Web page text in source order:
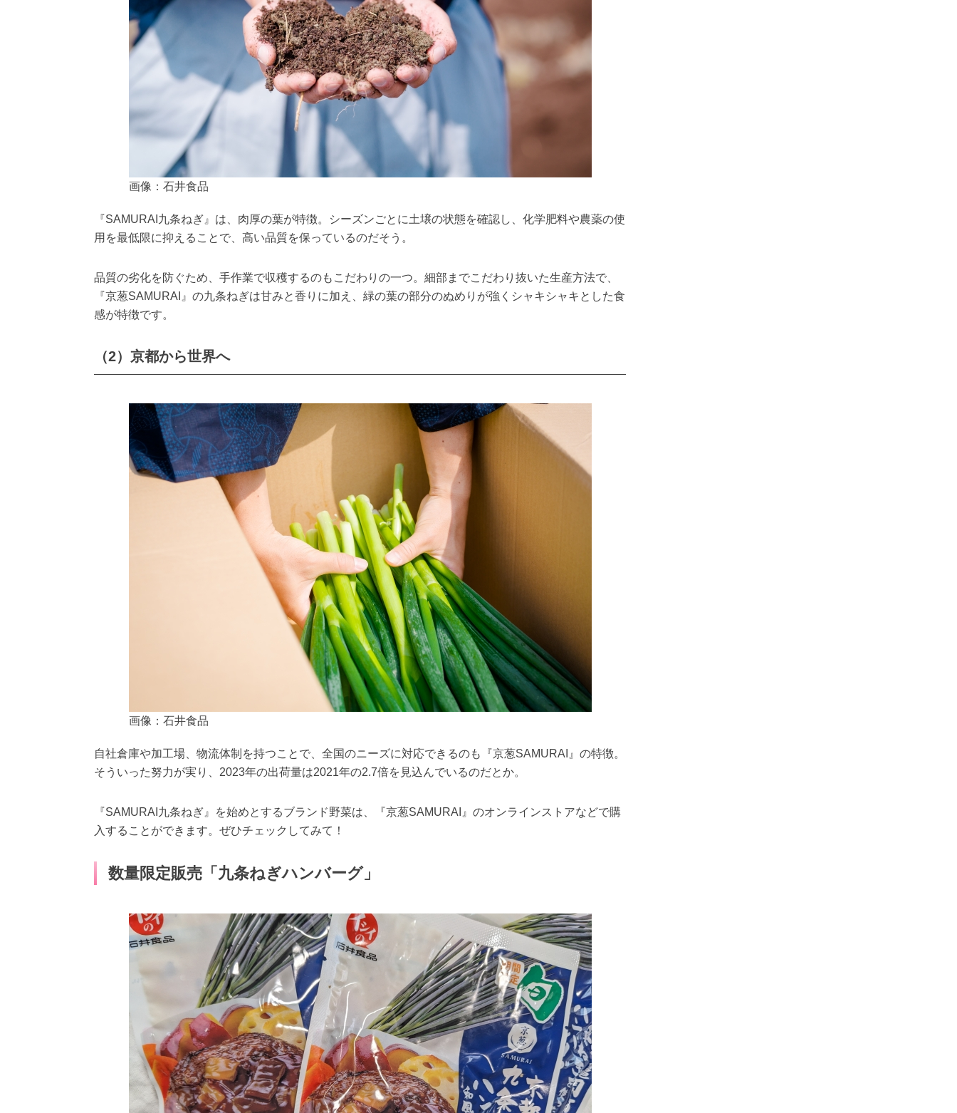
画像：石井食品
『SAMURAI九条ねぎ』は、肉厚の葉が特徴。シーズンごとに土壌の状態を確認し、化学肥料や農薬の使
用を最低限に抑えることで、高い品質を保っているのだそう。
品質の劣化を防ぐため、手作業で収穫するのもこだわりの一つ。細部までこだわり抜いた生産方法で、
『京葱SAMURAI』の九条ねぎは甘みと香りに加え、緑の葉の部分のぬめりが強くシャキシャキとした食
感が特徴です。
（2）京都から世界へ
画像：石井食品
自社倉庫や加工場、物流体制を持つことで、全国のニーズに対応できるのも『京葱SAMURAI』の特徴。
そういった努力が実り、2023年の出荷量は2021年の2.7倍を見込んでいるのだとか。
『SAMURAI九条ねぎ』を始めとするブランド野菜は、『京葱SAMURAI』のオンラインストアなどで購
入することができます。ぜひチェックしてみて！
数量限定販売「九条ねぎハンバーグ」